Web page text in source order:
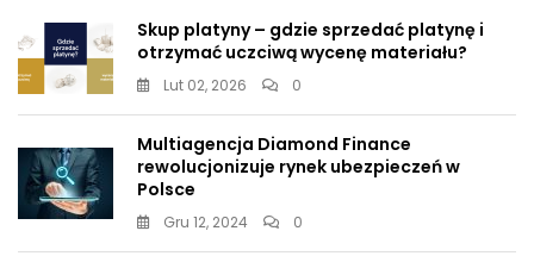
Skup platyny – gdzie sprzedać platynę i
otrzymać uczciwą wycenę materiału?
Lut 02, 2026 0
Multiagencja Diamond Finance
rewolucjonizuje rynek ubezpieczeń w
Polsce
Gru 12, 2024 0